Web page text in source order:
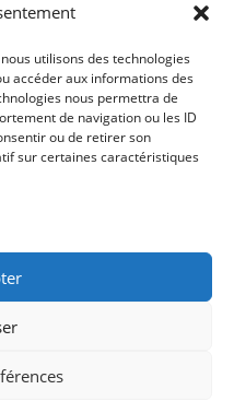
utilisons des technologies
accéder aux informations des
nous permettra de
de navigation ou les ID
ou de retirer son
sur certaines caractéristiques
au 20 juin 1940
1940 au 11 juin 1940